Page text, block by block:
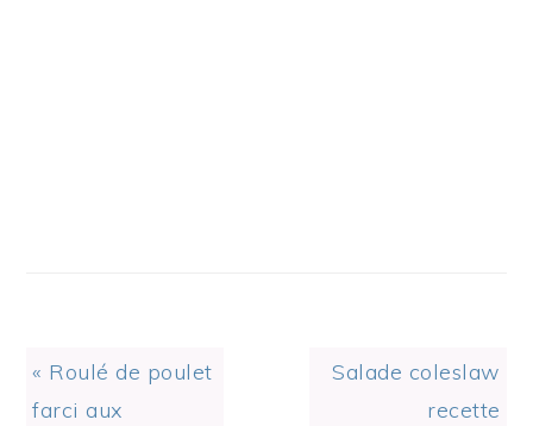
Previous
Post:
« Roulé de poulet
farci aux
Next
Salade coleslaw
recette